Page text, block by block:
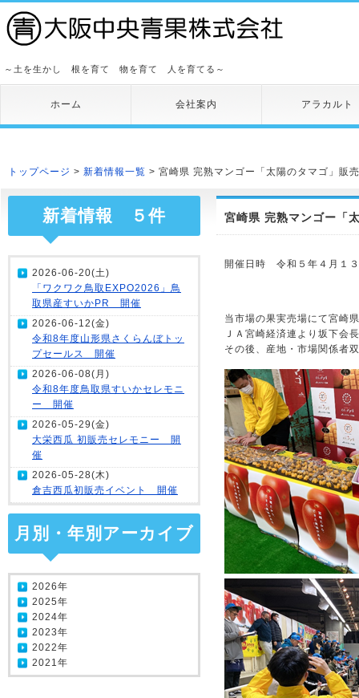
～土を生かし 根を育て 物を育て 人を育てる～
ホーム 会社案内 アラカルト
トップページ > 新着情報一覧 > 宮崎県 完熟マンゴー「太陽のタマゴ」販
宮崎県 完熟マンゴー「
開催日時 令和５年４月１
当市場の果実売場にて宮崎
ＪＡ宮崎経済連より坂下会
その後、産地・市場関係者
新着情報 ５件
2026-06-20(土)
「ワクワク鳥取EXPO2026」鳥
取県産すいかPR 開催
2026-06-12(金)
令和8年度山形県さくらんぼトッ
プセールス 開催
2026-06-08(月)
令和8年度鳥取県すいかセレモニ
ー 開催
2026-05-29(金)
大栄西瓜 初販売セレモニー 開
催
2026-05-28(木)
倉吉西瓜初販売イベント 開催
月別・年別アーカイブ
2026年
2025年
2024年
2023年
2022年
2021年